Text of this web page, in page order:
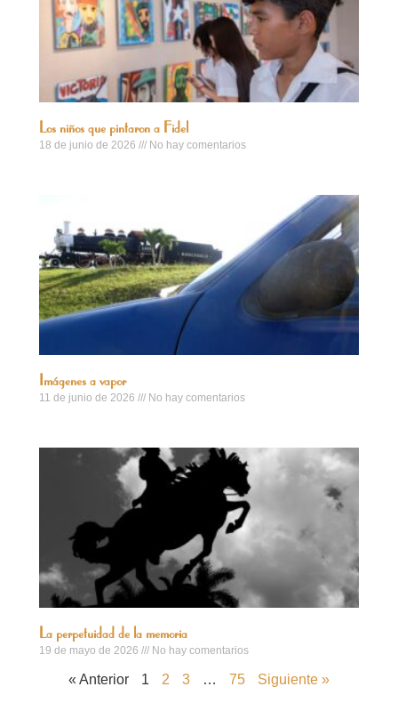
Los niños que pintaron a Fidel
18 de junio de 2026 No hay comentarios
Imágenes a vapor
11 de junio de 2026 No hay comentarios
La perpetuidad de la memoria
19 de mayo de 2026 No hay comentarios
« Anterior 1 2 3 … 75 Siguiente »